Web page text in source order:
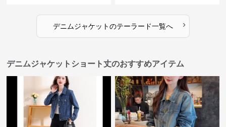
デニムジャケットのテーラード一覧へ ›
デニムジャケットショート丈のおすすめアイテム